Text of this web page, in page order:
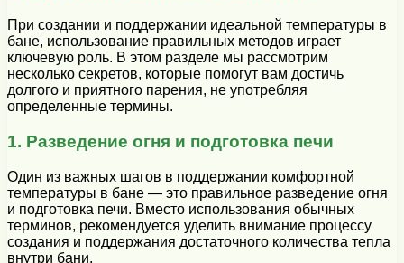
При создании и поддержании идеальной температуры в
бане, использование правильных методов играет
ключевую роль. В этом разделе мы рассмотрим
несколько секретов, которые помогут вам достичь
долгого и приятного парения, не употребляя
определенные термины.
1. Разведение огня и подготовка печи
Один из важных шагов в поддержании комфортной
температуры в бане — это правильное разведение огня
и подготовка печи. Вместо использования обычных
терминов, рекомендуется уделить внимание процессу
создания и поддержания достаточного количества тепла
внутри бани.